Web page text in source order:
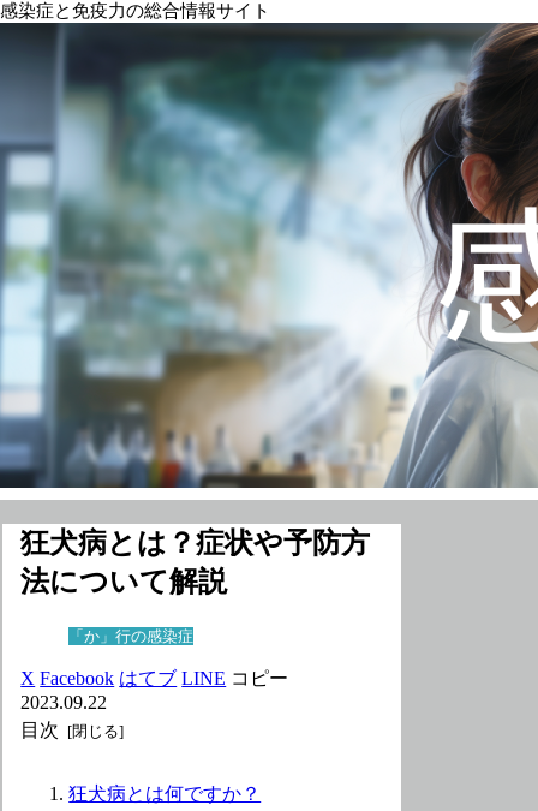
感染症と免疫力の総合情報サイト
狂犬病とは？症状や予防方
法について解説
「か」行の感染症
X Facebook はてブ LINE コピー
2023.09.22
目次
狂犬病とは何ですか？